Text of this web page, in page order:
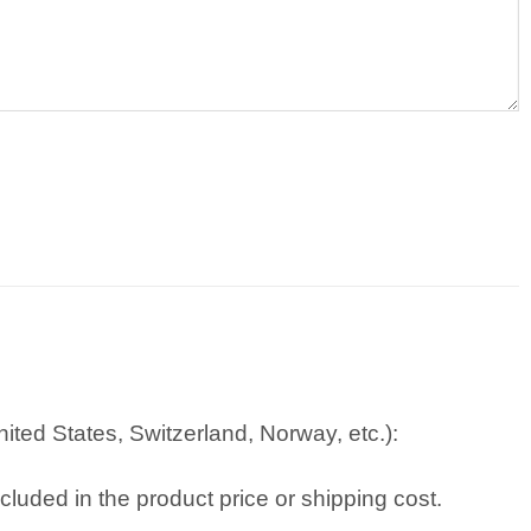
States, Switzerland, Norway, etc.):
in the product price or shipping cost.